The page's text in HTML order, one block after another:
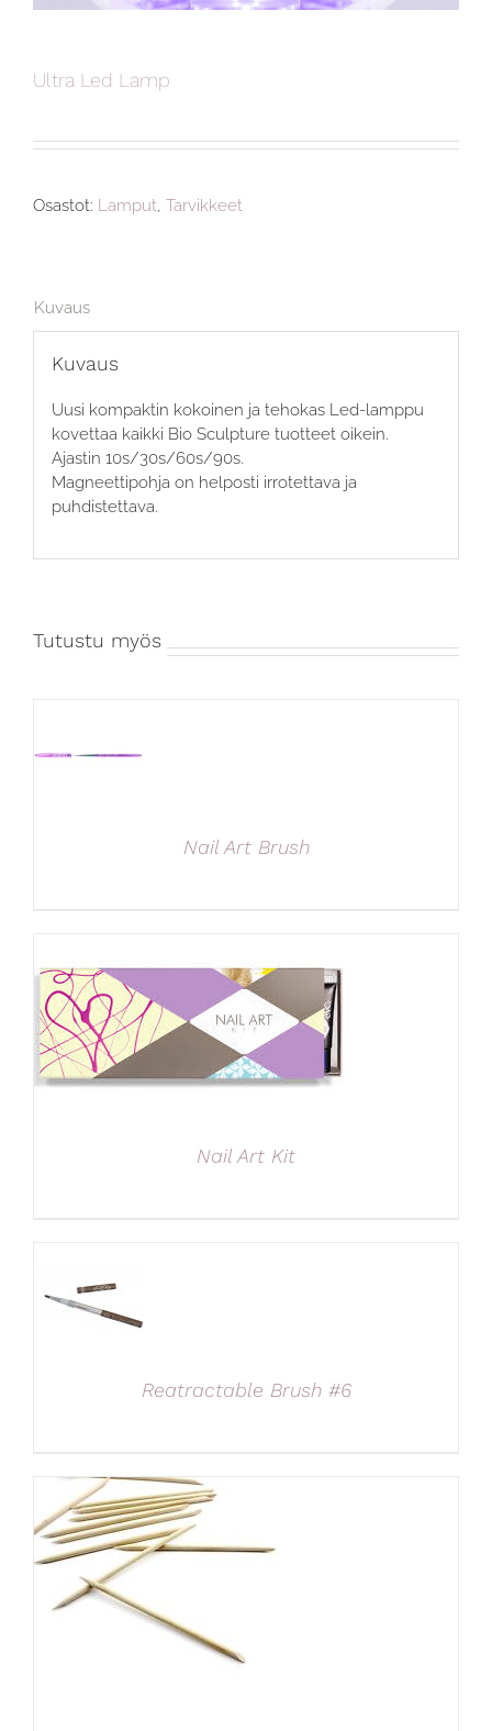
Ultra Led Lamp
Osastot: Lamput, Tarvikkeet
Kuvaus
Kuvaus
Uusi kompaktin kokoinen ja tehokas Led-lamppu
kovettaa kaikki Bio Sculpture tuotteet oikein.
Ajastin 10s/30s/60s/90s.
Magneettipohja on helposti irrotettava ja
puhdistettava.
Tutustu myös
Nail Art Brush
Nail Art Kit
Reatractable Brush #6